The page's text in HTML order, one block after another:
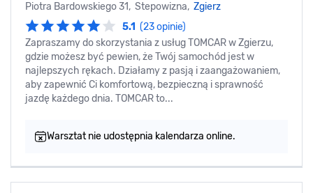
Piotra Bardowskiego 31, Stepowizna, Zgierz
5.1 (23 opinie)
Zapraszamy do skorzystania z usług TOMCAR w Zgierzu,
gdzie możesz być pewien, że Twój samochód jest w
najlepszych rękach. Działamy z pasją i zaangażowaniem,
aby zapewnić Ci komfortową, bezpieczną i sprawność
jazdę każdego dnia. TOMCAR to...
Warsztat nie udostępnia kalendarza online.